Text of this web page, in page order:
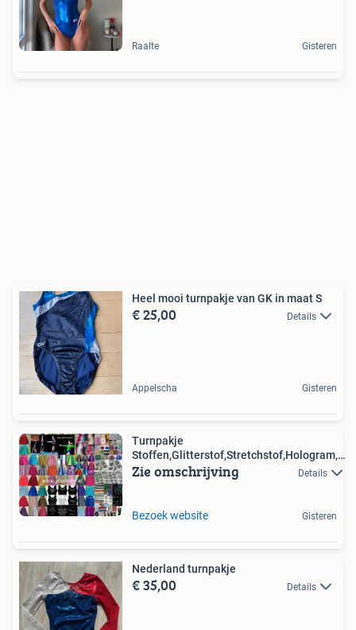
Raalte Gisteren
Heel mooi turnpakje van GK in maat S
€ 25,00 Details
Appelscha Gisteren
Turnpakje
Stoffen,Glitterstof,Stretchstof,Hologram,4-
Way,
Zie omschrijving Details
Bezoek website Gisteren
Nederland turnpakje
€ 35,00 Details